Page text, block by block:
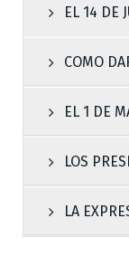
EL 14 DE
COMO
EL 1 DE
LOS
LA